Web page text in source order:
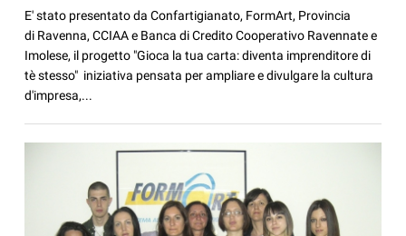
E' stato presentato da Confartigianato, FormArt, Provincia
di Ravenna, CCIAA e Banca di Credito Cooperativo Ravennate e
Imolese, il progetto "Gioca la tua carta: diventa imprenditore di
tè stesso" iniziativa pensata per ampliare e divulgare la cultura
d'impresa,...